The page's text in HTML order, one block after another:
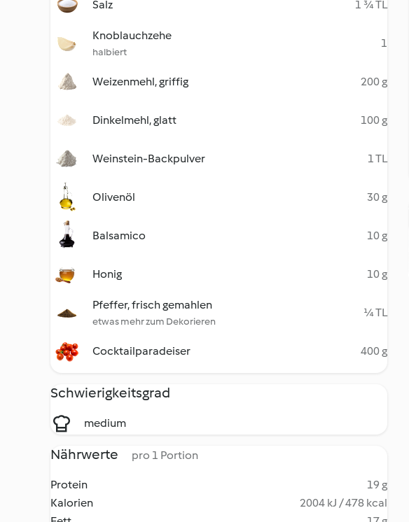
Salz 1 ¾ TL
Knoblauchzehe
halbiert
1
Weizenmehl, griffig 200 g
Dinkelmehl, glatt 100 g
Weinstein-Backpulver 1 TL
Olivenöl 30 g
Balsamico 10 g
Honig 10 g
Pfeffer, frisch gemahlen
etwas mehr zum Dekorieren
¼ TL
Cocktailparadeiser 400 g
Schwierigkeitsgrad
medium
Nährwerte pro 1 Portion
Protein
19 g
Kalorien
2004 kJ / 478 kcal